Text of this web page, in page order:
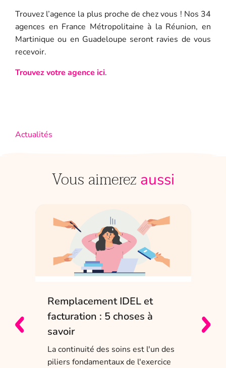
Trouvez l’agence la plus proche de chez vous ! Nos 34
agences en France Métropolitaine à la Réunion, en
Martinique ou en Guadeloupe seront ravies de vous
recevoir.
Trouvez votre agence ici.
Actualités
Vous aimerez aussi
Remplacement IDEL et
facturation : 5 choses à
savoir
La continuité des soins est l'un des
piliers fondamentaux de l'exercice